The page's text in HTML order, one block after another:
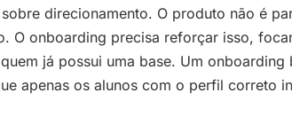
direcionamento. O produto não é
O onboarding precisa reforçar isso,
já possui uma base. Um
apenas os alunos com o perfil correto